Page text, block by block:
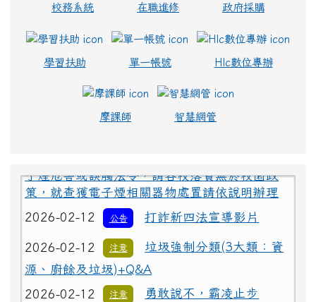
校務系統 在職進修 政府採購
學習扶助 單一帳號 Hlc數位專辦
摩課師 智慧網管
策，就查獲電子煙相關器物處置請依說明辦理
2026-02-12 公告 打詐新四法宣導影片
2026-02-12 注意
垃圾強制分類(3大類：資
源、廚餘及垃圾)+Q&A
2026-02-12 注意 勇敢說不，霸凌止步